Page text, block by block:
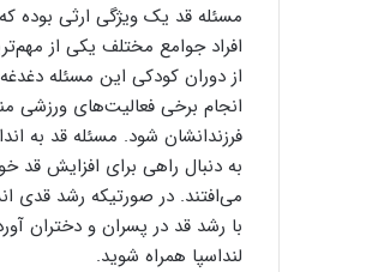
مسئله قد یک ویژگی ارثی بوده
افراد جوامع مختلف یکی از
از دوران کودکی این مسئله
انجام برخی فعالیت‌های ورزشی
فرزندانشان شود. مسئله قد به
به دنبال راهی برای افزایش قد
می‌افتند. در صورتیکه رشد
با رشد قد در پسران و دختران
لنداسپا همراه شوید.